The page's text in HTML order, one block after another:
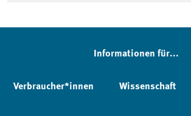
Informationen für...
Verbraucher*innen Wissenschaft